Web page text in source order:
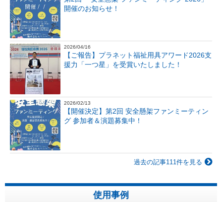
開催のお知らせ！
2026/04/16
【ご報告】プラネット福祉用具アワード2026支
援力「一つ星」を受賞いたしました！
2026/02/13
【開催決定】第2回 安全懸架ファンミーティン
グ 参加者＆演題募集中！
過去の記事111件を見る
使用事例